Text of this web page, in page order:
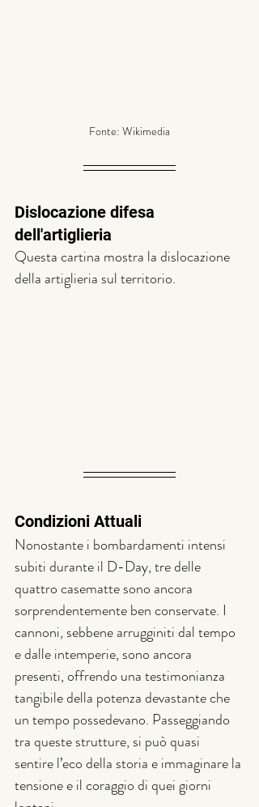
Fonte: Wikimedia
Dislocazione difesa
dell'artiglieria
Questa cartina mostra la dislocazione
della artiglieria sul territorio.
Condizioni Attuali
Nonostante i bombardamenti intensi
subiti durante il D-Day, tre delle
quattro casematte sono ancora
sorprendentemente ben conservate. I
cannoni, sebbene arrugginiti dal tempo
e dalle intemperie, sono ancora
presenti, offrendo una testimonianza
tangibile della potenza devastante che
un tempo possedevano. Passeggiando
tra queste strutture, si può quasi
sentire l’eco della storia e immaginare la
tensione e il coraggio di quei giorni